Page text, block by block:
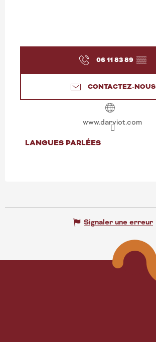
06 11 83 89 ▒▒
CONTACTEZ-NOUS
www.darviot.com
LANGUES PARLÉES
LANGUES PARLÉES
Signaler une erreur